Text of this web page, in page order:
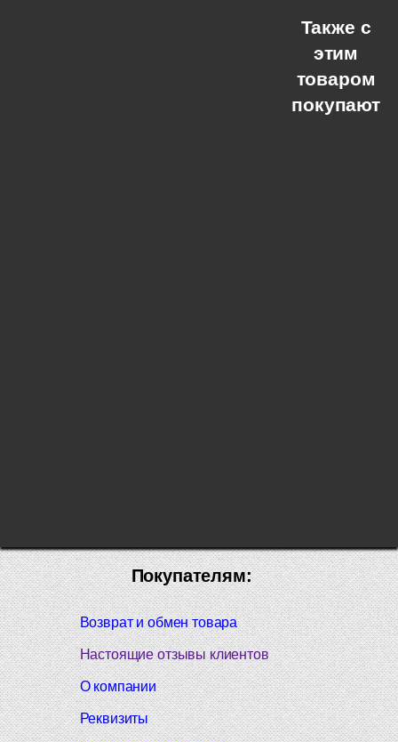
Также с
этим
товаром
покупают
Покупателям:
Возврат и обмен товара
Настоящие отзывы клиентов
О компании
Реквизиты